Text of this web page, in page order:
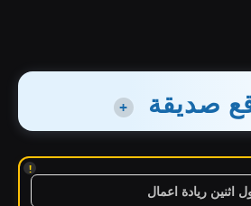
صديقة +
!
اثنين ريادة اعمال